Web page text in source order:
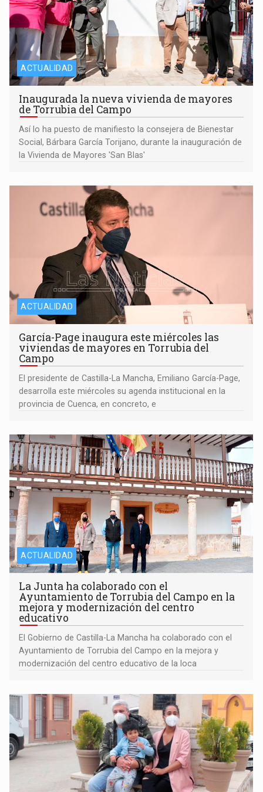
ACTUALIDAD
Inaugurada la nueva vivienda de mayores
de Torrubia del Campo
Así lo ha puesto de manifiesto la consejera de Bienestar
Social, Bárbara García Torijano, durante la inauguración de
la Vivienda de Mayores 'San Blas'
ACTUALIDAD
García-Page inaugura este miércoles las
viviendas de mayores en Torrubia del
Campo
El presidente de Castilla-La Mancha, Emiliano García-Page,
desarrolla este miércoles su agenda institucional en la
provincia de Cuenca, en concreto, e
ACTUALIDAD
La Junta ha colaborado con el
Ayuntamiento de Torrubia del Campo en la
mejora y modernización del centro
educativo
El Gobierno de Castilla-La Mancha ha colaborado con el
Ayuntamiento de Torrubia del Campo en la mejora y
modernización del centro educativo de la loca